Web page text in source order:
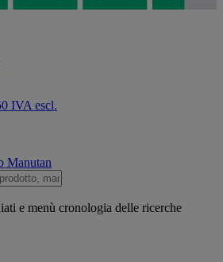
IVA escl.
e menù cronologia delle ricerche